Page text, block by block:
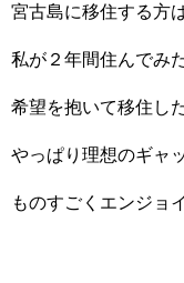
宮古島に移住する方
私が２年間住んでみ
希望を抱いて移住し
やっぱり理想のギャ
ものすごくエンジョ